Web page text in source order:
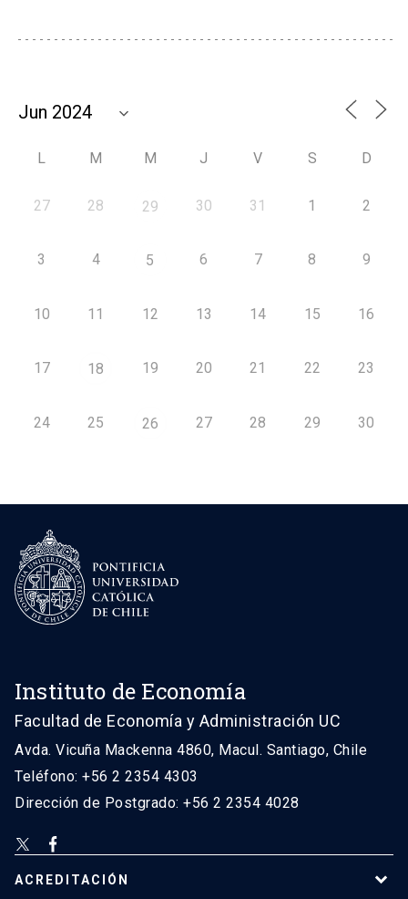
L M M J V S D
27 28 29 30 31 1 2
3 4 5 6 7 8 9
10 11 12 13 14 15 16
17 18 19 20 21 22 23
24 25 26 27 28 29 30
Instituto de Economía
Facultad de Economía y Administración UC
Avda. Vicuña Mackenna 4860, Macul. Santiago, Chile
Teléfono: +56 2 2354 4303
Dirección de Postgrado: +56 2 2354 4028
ACREDITACIÓN